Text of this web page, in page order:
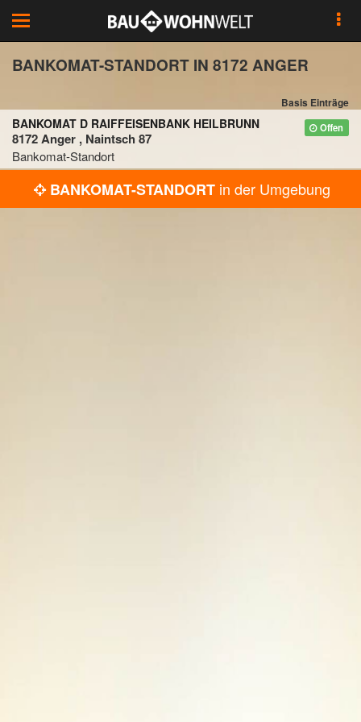
Toggle
navigation
BANKOMAT-STANDORT IN 8172 ANGER
Basis Einträge
Offen
BANKOMAT D RAIFFEISENBANK HEILBRUNN
8172 Anger , Naintsch 87
Bankomat-Standort
BANKOMAT-STANDORT in der Umgebung